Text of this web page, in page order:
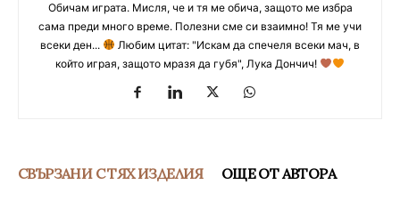
Обичам играта. Мисля, че и тя ме обича, защото ме избра
сама преди много време. Полезни сме си взаимно! Тя ме учи
всеки ден...
Любим цитат: "Искам да спечеля всеки мач, в
който играя, защото мразя да губя", Лука Дончич!
СВЪРЗАНИ С ТЯХ ИЗДЕЛИЯ ОЩЕ ОТ АВТОРА